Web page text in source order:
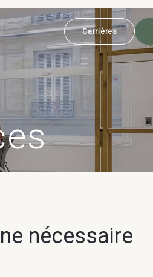
Carrières
nécessaire